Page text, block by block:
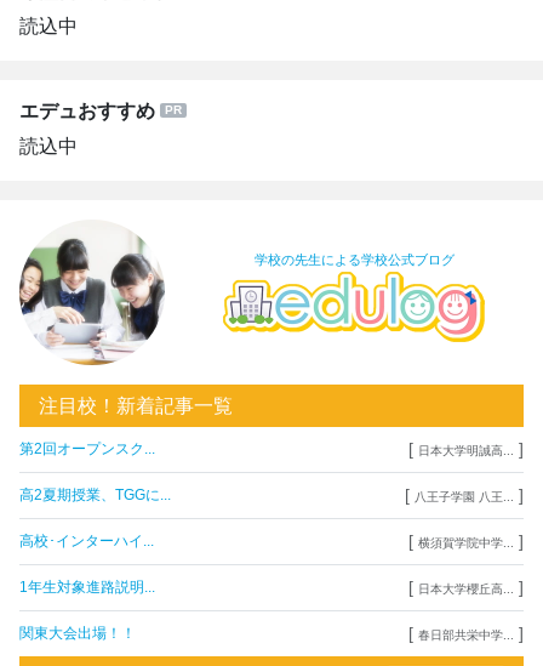
読込中
エデュおすすめ
読込中
学校の先生による学校公式ブログ
注目校！新着記事一覧
第2回オープンスク... [ 日本大学明誠高... ]
高2夏期授業、TGGに... [ 八王子学園 八王... ]
高校･インターハイ... [ 横須賀学院中学... ]
1年生対象進路説明... [ 日本大学櫻丘高... ]
関東大会出場！！ [ 春日部共栄中学... ]